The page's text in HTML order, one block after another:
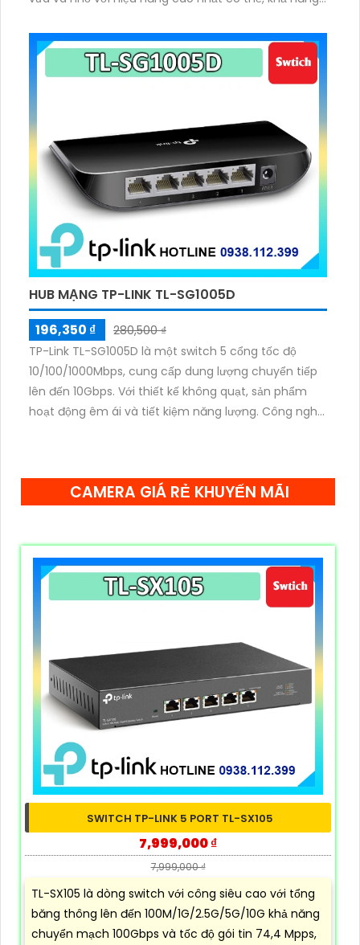
HUB MẠNG TP-LINK TL-SG1005D
196,350 ₫
280,500 ₫
TP-Link TL-SG1005D là một switch 5 cổng tốc độ
10/100/1000Mbps, cung cấp dung lượng chuyển tiếp
lên đến 10Gbps. Với thiết kế không quạt, sản phẩm
hoạt động êm ái và tiết kiệm năng lượng. Công nghệ
CAMERA GIÁ RẺ KHUYẾN MÃI
SWITCH TP-LINK 5 PORT TL-SX105
7,999,000 ₫
7,999,000 ₫
TL-SX105 là dòng switch với công siêu cao với tổng
băng thông lên đến 100M/1G/2.5G/5G/10G khả năng
chuyển mạch 100Gbps và tốc độ gói tin 74,4 Mpps,